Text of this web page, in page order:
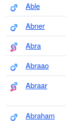
Able
Abner
Abra
Abraao
Abraar
Abraham